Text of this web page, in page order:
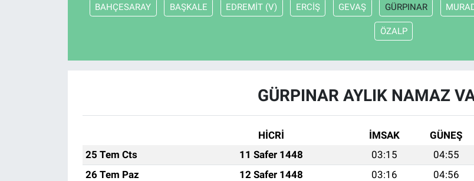
BAHÇESARAY BAŞKALE EDREMİT (V) ERCİŞ GEVAŞ GÜRPINAR
ÖZALP
GÜRPINAR AYLIK NAMAZ
HİCRİ İMSAK GÜNEŞ
25 Tem Cts
11 Safer 1448 03:15 04:55
26 Tem Paz
12 Safer 1448 03:16 04:56